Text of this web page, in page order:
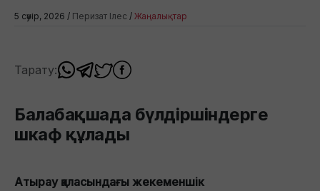
5 сәуір, 2026 / Перизат Ілес / Жаңалықтар
Тарату:
Балабақшада бүлдіршіндерге
шкаф құлады
Атырау қаласындағы жекеменшік